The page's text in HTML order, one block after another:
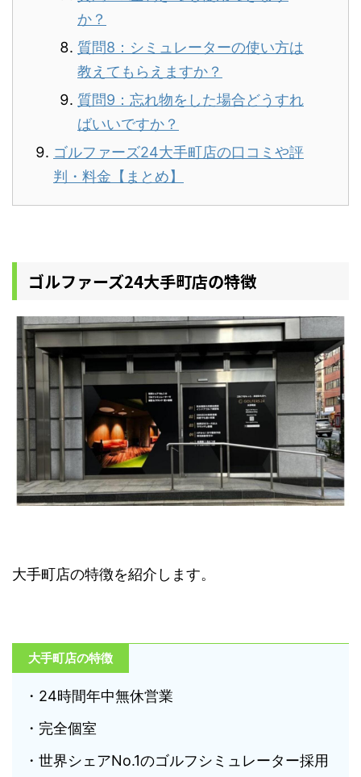
か？
質問8：シミュレーターの使い方は
教えてもらえますか？
質問9：忘れ物をした場合どうすれ
ばいいですか？
ゴルファーズ24大手町店の口コミや評
判・料金【まとめ】
ゴルファーズ24大手町店の特徴
大手町店の特徴を紹介します。
大手町店の特徴
・24時間年中無休営業
・完全個室
・世界シェアNo.1のゴルフシミュレーター採用